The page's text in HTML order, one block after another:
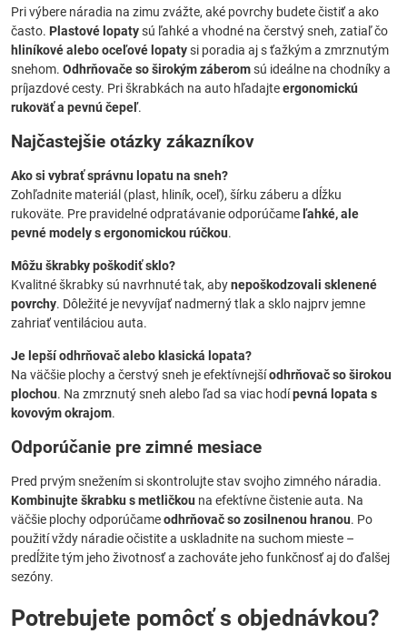
Pri výbere náradia na zimu zvážte, aké povrchy budete čistiť a ako
často. Plastové lopatysú ľahké a vhodné na čerstvý sneh, zatiaľ čo
hliníkové alebo oceľové lopatysi poradia aj s ťažkým a zmrznutým
snehom. Odhrňovače so širokým záberomsú ideálne na chodníky a
príjazdové cesty. Pri škrabkách na auto hľadajteergonomickú
rukoväť a pevnú čepeľ.
Najčastejšie otázky zákazníkov
Ako si vybrať správnu lopatu na sneh?
Zohľadnite materiál (plast, hliník, oceľ), šírku záberu a dĺžku
rukoväte. Pre pravidelné odpratávanie odporúčame ľahké, ale
pevné modely s ergonomickou rúčkou.
Môžu škrabky poškodiť sklo?
Kvalitné škrabky sú navrhnuté tak, abynepoškodzovali sklenené
povrchy. Dôležité je nevyvíjať nadmerný tlak a sklo najprv jemne
zahriať ventiláciou auta.
Je lepší odhrňovač alebo klasická lopata?
Na väčšie plochy a čerstvý sneh je efektívnejšíodhrňovač so širokou
plochou. Na zmrznutý sneh alebo ľad sa viac hodípevná lopata s
kovovým okrajom.
Odporúčanie pre zimné mesiace
Pred prvým snežením si skontrolujte stav svojho zimného náradia.
Kombinujte škrabku s metličkou na efektívne čistenie auta. Na
väčšie plochy odporúčameodhrňovač so zosilnenou hranou. Po
použití vždy náradie očistite a uskladnite na suchom mieste –
predĺžite tým jeho životnosť a zachováte jeho funkčnosť aj do ďalšej
sezóny.
Potrebujete pomôcť s objednávkou?